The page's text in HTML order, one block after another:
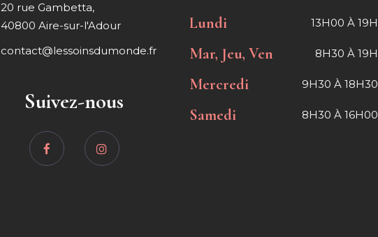
20 rue Gambetta,
40800 Aire-sur-l'Adour
contact@lessoinsdumonde.fr
Suivez-nous
Lundi 13H00 À 19H
Mar, Jeu, Ven 8H30 À 19H
Mercredi 9H30 À 18H30
Samedi 8H30 À 16H00